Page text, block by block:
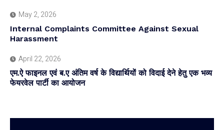
May 2, 2026
Internal Complaints Committee Against Sexual
Harassment
April 22, 2026
एम.ऐ फाइनल एवं ब.ए अंतिम वर्ष के विद्यार्थियों को विदाई देने हेतु एक भव्य
फेयरवेल पार्टी का आयोजन